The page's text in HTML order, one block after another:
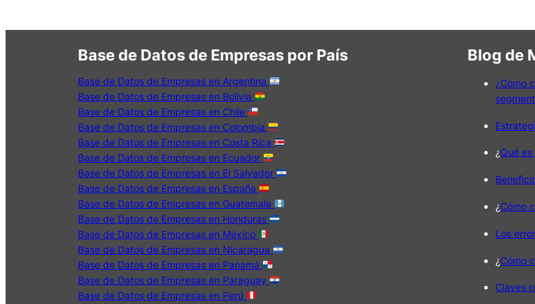
Base de Datos de Empresas por País
Base de Datos de Empresas en Argentina
Base de Datos de Empresas en Bolivia
Base de Datos de Empresas en Chile
Base de Datos de Empresas en Colombia
Base de Datos de Empresas en Costa Rica
Base de Datos de Empresas en Ecuador
Base de Datos de Empresas en El Salvador
Base de Datos de Empresas en España
Base de Datos de Empresas en Guatemala
Base de Datos de Empresas en Honduras
Base de Datos de Empresas en México
Base de Datos de Empresas en Nicaragua
Base de Datos de Empresas en Panamá
Base de Datos de Empresas en Paraguay
Base de Datos de Empresas en Perú
Blog de
¿Cómo
¿Qué
¿Cómo
Los
¿Cómo
Claves